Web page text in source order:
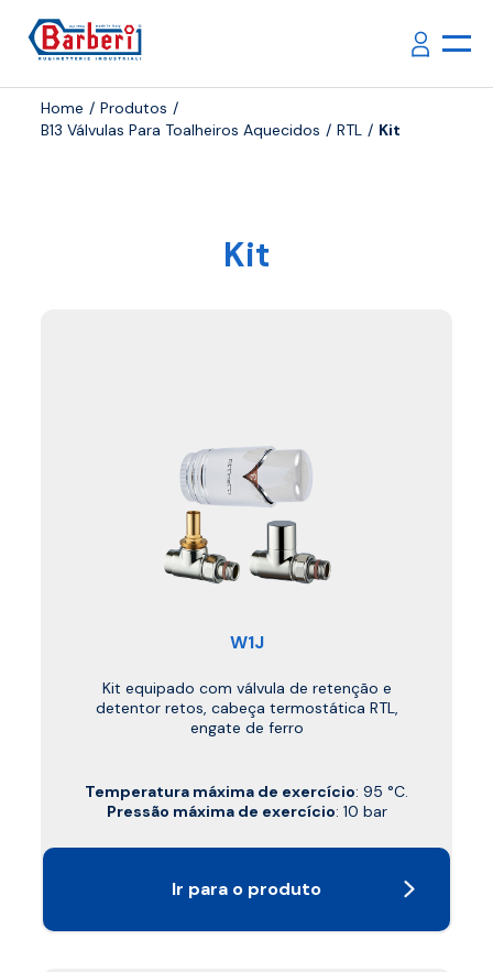
Home
Produtos
B13 Válvulas Para Toalheiros Aquecidos
RTL Kit
Kit
W1J
Kit equipado com válvula de retenção e
detentor retos, cabeça termostática RTL,
engate de ferro
Temperatura máxima de exercício: 95 °C.
Pressão máxima de exercício: 10 bar
Ir para o produto